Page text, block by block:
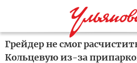
Грейдер не смог
Кольцевую из-за